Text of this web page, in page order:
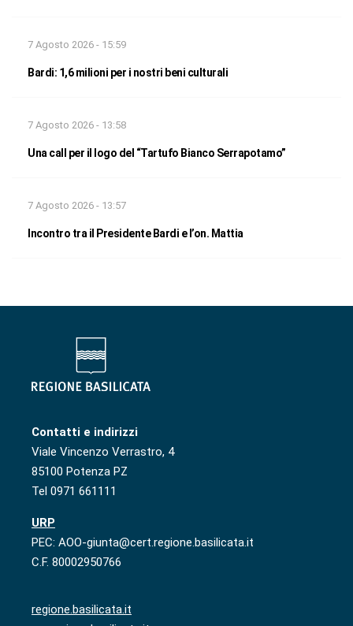
7 Agosto 2026 - 15:59
Bardi: 1,6 milioni per i nostri beni culturali
7 Agosto 2026 - 13:58
Una call per il logo del “Tartufo Bianco Serrapotamo”
7 Agosto 2026 - 13:57
Incontro tra il Presidente Bardi e l’on. Mattia
Contatti e indirizzi
Viale Vincenzo Verrastro, 4
85100 Potenza PZ
Tel 0971 661111
URP
PEC: AOO-giunta@cert.regione.basilicata.it
C.F. 80002950766
regione.basilicata.it